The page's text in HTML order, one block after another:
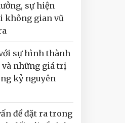
sự hiện
không gian vũ
sự hình thành
và những giá trị
kỷ nguyên
đề đặt ra trong